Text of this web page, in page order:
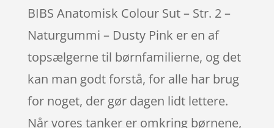
BIBS Anatomisk Colour Sut – Str. 2 –
Naturgummi – Dusty Pink er en af
topsælgerne til børnfamilierne, og det
kan man godt forstå, for alle har brug
for noget, der gør dagen lidt lettere.
Når vores tanker er omkring børnene,